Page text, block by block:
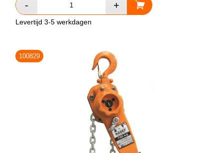
Levertijd 3-5 werkdagen
100829